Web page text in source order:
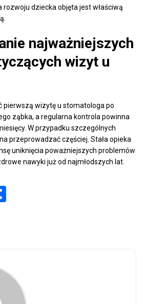
rozwoju dziecka objęta jest właściwą
najważniejszych
wizyt u
pierwszą wizytę u stomatologa po
ząbka, a regularna kontrola powinna
W przypadku szczególnych
przeprowadzać częściej. Stała opieka
uniknięcia poważniejszych problemów
nawyki już od najmłodszych lat.